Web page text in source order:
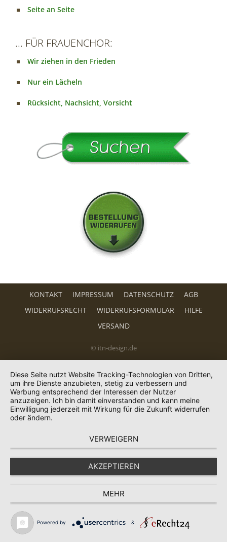
Seite an Seite
... FÜR FRAUENCHOR:
Wir ziehen in den Frieden
Nur ein Lächeln
Rücksicht, Nachsicht, Vorsicht
KONTAKT IMPRESSUM DATENSCHUTZ
AGB
WIDERRUFSRECHT
WIDERRUFSFORMULAR
HILFE
VERSAND
© itn-design.de
Diese Seite nutzt Website Tracking-Technologien von Dritten,
um ihre Dienste anzubieten, stetig zu verbessern und
Werbung entsprechend der Interessen der Nutzer
anzuzeigen. Ich bin damit einverstanden und kann meine
Einwilligung jederzeit mit Wirkung für die Zukunft widerrufen
oder ändern.
VERWEIGERN
AKZEPTIEREN
MEHR
Powered by &